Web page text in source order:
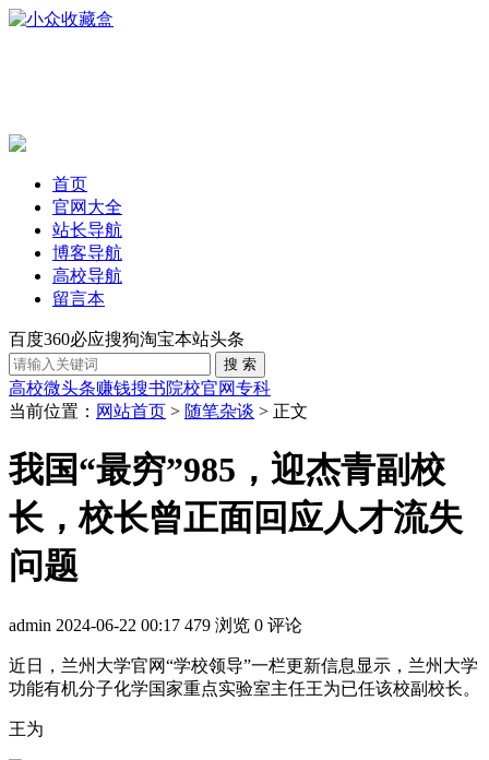
首页
官网大全
站长导航
博客导航
高校导航
留言本
百度360必应搜狗淘宝本站头条
高校微头条赚钱搜书院校官网专科
当前位置： 网站首页 > 随笔杂谈 > 正文
我国“最穷”985，迎杰青副校
长，校长曾正面回应人才流失
问题
admin 2024-06-22 00:17 479 浏览 0 评论
近日，兰州大学官网“学校领导”一栏更新信息显示，兰州大学
功能有机分子化学国家重点实验室主任王为已任该校副校长。
王为